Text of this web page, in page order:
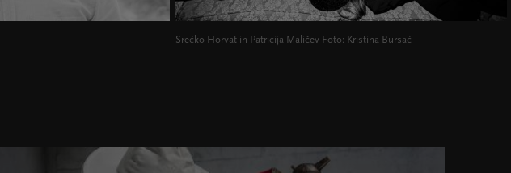
Srećko Horvat in Patricija Maličev Foto: Kristina Bursać